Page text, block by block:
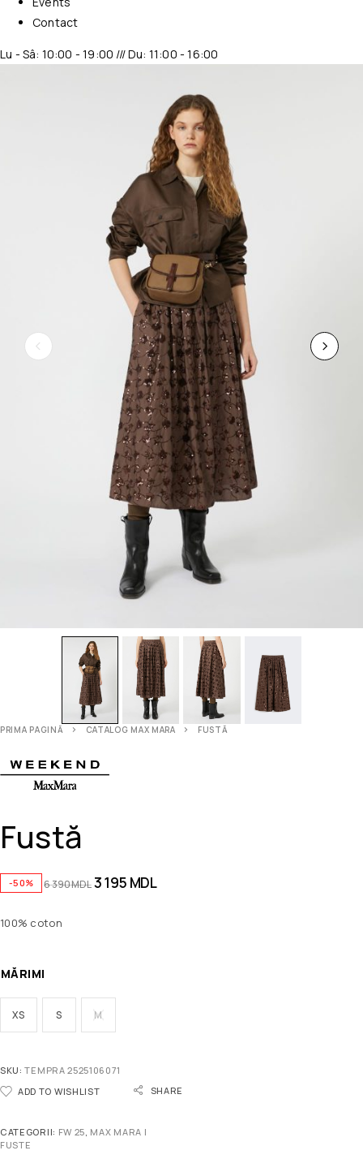
Contact
Lu - Sâ: 10:00 - 19:00 /// Du: 11:00 - 16:00
PRIMA PAGINĂ CATALOG MAX MARA FUSTĂ
Fustă
-50% 6 390MDL3 195 MDL
100% coton
MĂRIMI
XS S M
SKU:TEMPRA 2525106071
ADD TO WISHLIST
SHARE
CATEGORII: FW 25 MAX MARA |
FUSTE